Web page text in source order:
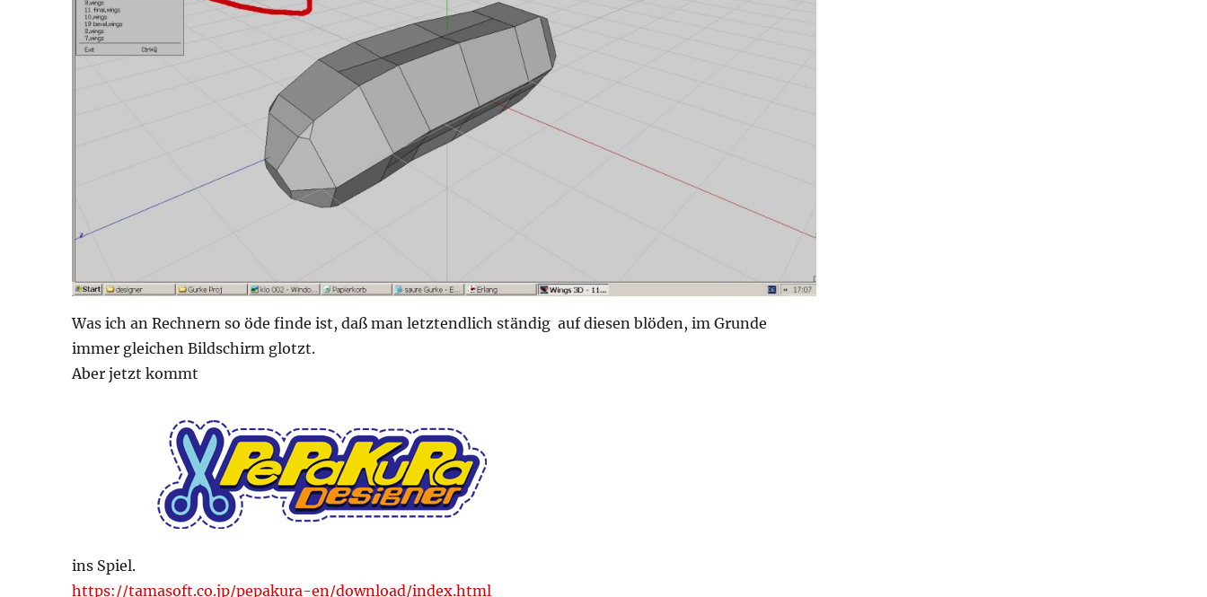
Was ich an Rechnern so öde finde ist, daß man letztendlich ständig auf diesen blöden, im Grunde
immer gleichen Bildschirm glotzt.
Aber jetzt kommt
ins Spiel.
https://tamasoft.co.jp/pepakura-en/download/index.html